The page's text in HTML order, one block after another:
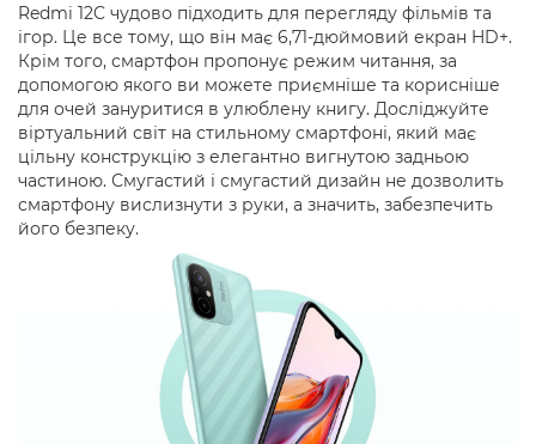
Redmi 12C чудово підходить для перегляду фільмів та
ігор. Це все тому, що він має 6,71-дюймовий екран HD+.
Крім того, смартфон пропонує режим читання, за
допомогою якого ви можете приємніше та корисніше
для очей зануритися в улюблену книгу. Досліджуйте
віртуальний світ на стильному смартфоні, який має
цільну конструкцію з елегантно вигнутою задньою
частиною. Смугастий і смугастий дизайн не дозволить
смартфону вислизнути з руки, а значить, забезпечить
його безпеку.